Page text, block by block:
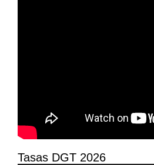
Tasas DGT 2026